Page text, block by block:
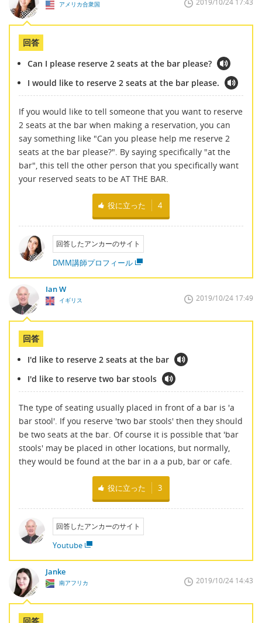
アメリカ合衆国 2019/10/24 17:43
回答
Can I please reserve 2 seats at the bar please?
I would like to reserve 2 seats at the bar please.
If you would like to tell someone that you want to reserve
2 seats at the bar when making a reservation, you can
say something like "Can you please help me reserve 2
seats at the bar please?". By saying specifically "at the
bar", this tell the other person that you specifically want
your reserved seats to be AT THE BAR.
役に立った 4
回答したアンカーのサイト
DMM講師プロフィール
Ian W
イギリス 2019/10/24 17:49
回答
I'd like to reserve 2 seats at the bar
I'd like to reserve two bar stools
The type of seating usually placed in front of a bar is 'a
bar stool'. If you reserve 'two bar stools' then they should
be two seats at the bar. Of course it is possible that 'bar
stools' may be placed in other locations, but normally,
they would be found at the bar in a a pub, bar or cafe.
役に立った 3
回答したアンカーのサイト
Youtube
Janke
南アフリカ 2019/10/24 14:43